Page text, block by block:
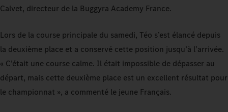
Calvet, directeur de la Buggyra Academy France.
Lors de la course principale du samedi, Téo s’est élancé depuis
la deuxième place et a conservé cette position jusqu’à l’arrivée.
« C’était une course calme. Il était impossible de dépasser au
départ, mais cette deuxième place est un excellent résultat pour
le championnat », a commenté le jeune Français.